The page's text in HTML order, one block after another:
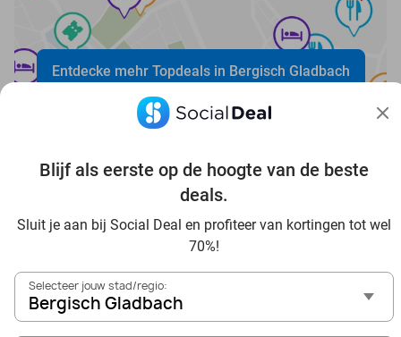
Blijf als eerste op de hoogte van de beste
deals.
Sluit je aan bij Social Deal en profiteer van kortingen tot wel
70%!
Selecteer jouw stad/regio:
Bergisch Gladbach
Entdecke mehr Topdeals in Bergisch Gladbach
Voordelig genieten in Bergisch Gladbach: haal deal-
In die Sauna in Bergisch Gladbach und Umgebung
Tagesausflug zum Movie Park Germany mit Rabatt, von
Bergisch Gladbach aus